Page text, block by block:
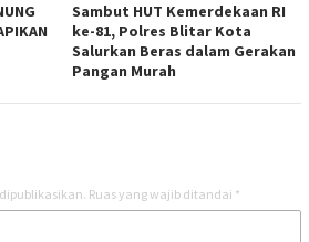
Sambut HUT Kemerdekaan RI
ke-81, Polres Blitar Kota
Salurkan Beras dalam Gerakan
Pangan Murah
Ruas yang wajib ditandai *